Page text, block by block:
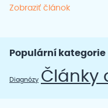
Zobraziť článok
Populární kategorie
Diagnózy Články